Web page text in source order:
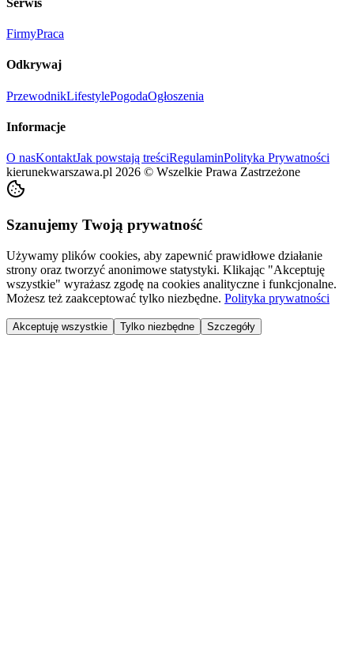
Serwis
FirmyPraca
Odkrywaj
PrzewodnikLifestylePogodaOgłoszenia
Informacje
O nasKontaktJak powstają treściRegulaminPolityka Prywatności
kierunekwarszawa.pl 2026 © Wszelkie Prawa Zastrzeżone
Szanujemy Twoją prywatność
Używamy plików cookies, aby zapewnić prawidłowe działanie
strony oraz tworzyć anonimowe statystyki. Klikając "Akceptuję
wszystkie" wyrażasz zgodę na cookies analityczne i funkcjonalne.
Możesz też zaakceptować tylko niezbędne. Polityka prywatności
Akceptuję wszystkie Tylko niezbędne Szczegóły